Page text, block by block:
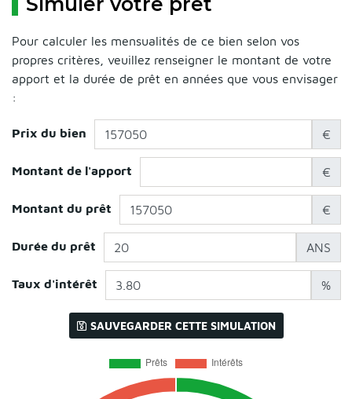
Pour calculer les mensualités de ce bien selon vos
propres critères, veuillez renseigner le montant de votre
apport et la durée de prêt en années que vous envisager
:
Prix du bien €
Montant de l'apport €
Montant du prêt €
Durée du prêt ANS
Taux d'intérêt %
SAUVEGARDER CETTE SIMULATION